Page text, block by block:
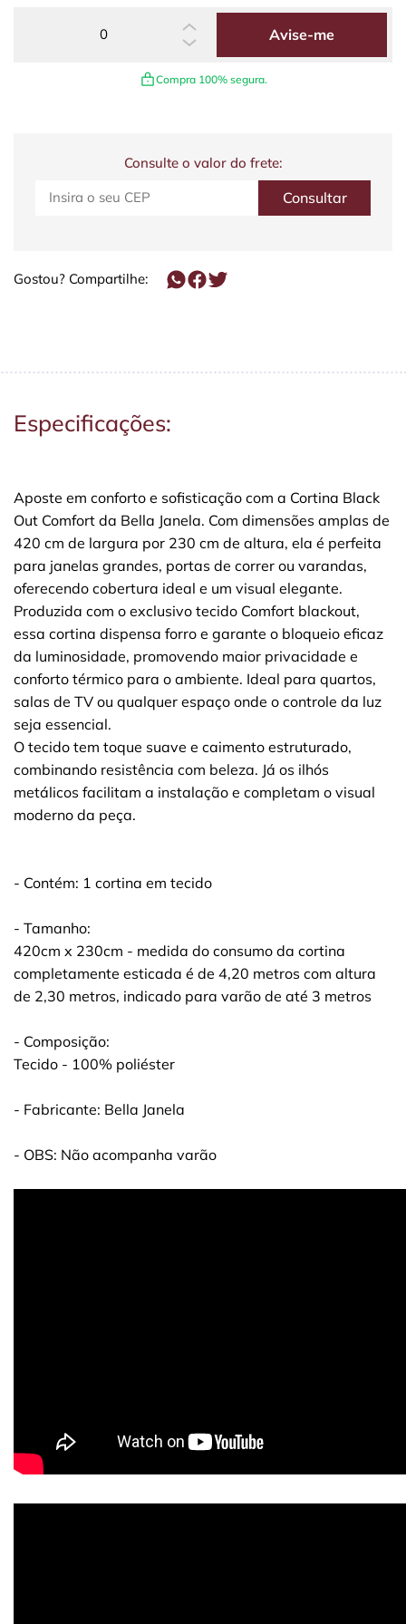
Avise-me
Compra 100% segura.
Consulte o valor do frete:
Gostou? Compartilhe:
Especificações:
Aposte em conforto e sofisticação com a Cortina Black
Out Comfort da Bella Janela. Com dimensões amplas de
420 cm de largura por 230 cm de altura, ela é perfeita
para janelas grandes, portas de correr ou varandas,
oferecendo cobertura ideal e um visual elegante.
Produzida com o exclusivo tecido Comfort blackout,
essa cortina dispensa forro e garante o bloqueio eficaz
da luminosidade, promovendo maior privacidade e
conforto térmico para o ambiente. Ideal para quartos,
salas de TV ou qualquer espaço onde o controle da luz
seja essencial.
O tecido tem toque suave e caimento estruturado,
combinando resistência com beleza. Já os ilhós
metálicos facilitam a instalação e completam o visual
moderno da peça.
- Contém: 1 cortina em tecido
- Tamanho:
420cm x 230cm - medida do consumo da cortina
completamente esticada é de 4,20 metros com altura
de 2,30 metros, indicado para varão de até 3 metros
- Composição:
Tecido - 100% poliéster
- Fabricante: Bella Janela
- OBS: Não acompanha varão